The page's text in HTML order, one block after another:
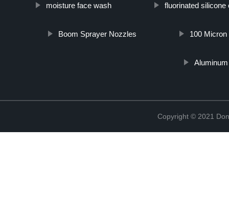
moisture face wash fluorinated silicone
Boom Sprayer Nozzles 100
Copyright © 2021